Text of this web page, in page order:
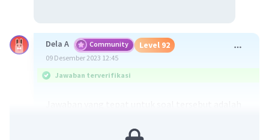
Dela A Community Level 92
09 Desember 2023 12:45
Jawaban terverifikasi